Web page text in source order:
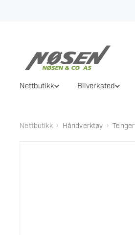
Nettbutikk Bilverksted
Nettbutikk › Håndverktøy › Tenger